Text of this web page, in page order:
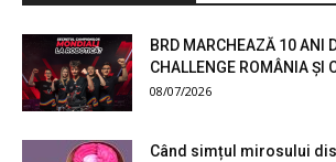
BRD MARCHEAZĂ 10 ANI
CHALLENGE ROMÂNIA ȘI
08/07/2026
Când simțul mirosului